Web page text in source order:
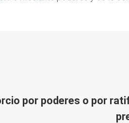
por poderes o por